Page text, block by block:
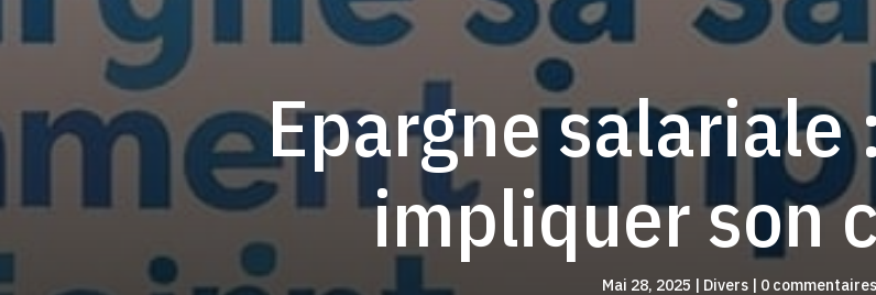
Epargne salariale
impliquer son
Mai 28, 2025 | Divers | 0 commentaires